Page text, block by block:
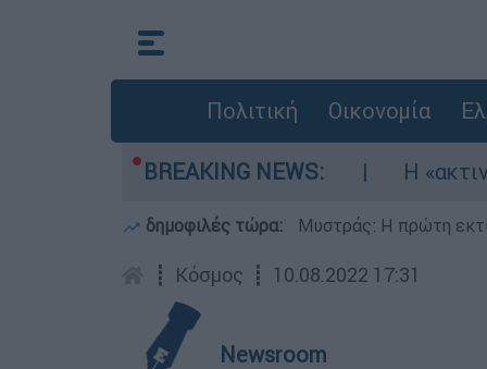
Πολιτική Οικονομία
BREAKING NEWS:
τρία αεροσκάφη Η
δημοφιλές τώρα: Μυστράς: Η πρώτη
┋ Κόσμος ┋ 10.08.2022 17:31
Newsroom